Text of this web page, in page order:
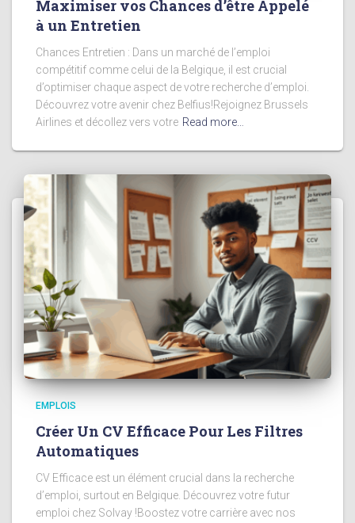
Maximiser vos Chances d’être Appelé
à un Entretien
Chances Entretien : Dans un marché de l’emploi
compétitif comme celui de la Belgique, il est crucial
d’optimiser chaque aspect de votre recherche d’emploi.
Découvrez votre avenir chez Belfius!Rejoignez Brussels
Airlines et décollez vers votre Read more…
EMPLOIS
Créer Un CV Efficace Pour Les Filtres
Automatiques
CV Efficace est un élément crucial dans la recherche
d’emploi, surtout en Belgique. Découvrez votre futur
emploi chez Solvay !Boostez votre carrière avec nos